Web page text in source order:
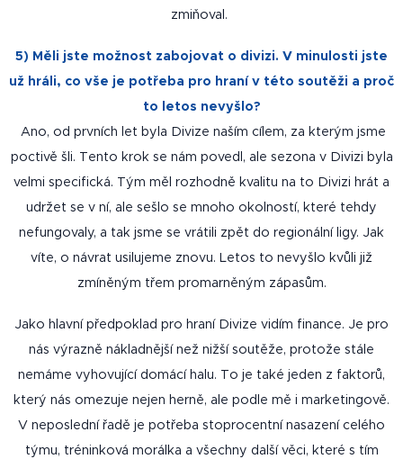
zmiňoval.
5) Měli jste možnost zabojovat o divizi. V minulosti jste
už hráli, co vše je potřeba pro hraní v této soutěži a proč
to letos nevyšlo?
Ano, od prvních let byla Divize naším cílem, za kterým jsme
poctivě šli. Tento krok se nám povedl, ale sezona v Divizi byla
velmi specifická. Tým měl rozhodně kvalitu na to Divizi hrát a
udržet se v ní, ale sešlo se mnoho okolností, které tehdy
nefungovaly, a tak jsme se vrátili zpět do regionální ligy. Jak
víte, o návrat usilujeme znovu. Letos to nevyšlo kvůli již
zmíněným třem promarněným zápasům.
Jako hlavní předpoklad pro hraní Divize vidím finance. Je pro
nás výrazně nákladnější než nižší soutěže, protože stále
nemáme vyhovující domácí halu. To je také jeden z faktorů,
který nás omezuje nejen herně, ale podle mě i marketingově.
V neposlední řadě je potřeba stoprocentní nasazení celého
týmu, tréninková morálka a všechny další věci, které s tím